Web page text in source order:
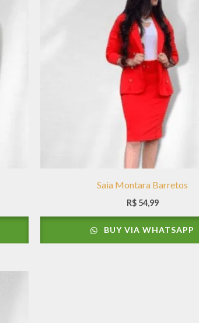
Saia Montara Barretos
R$54,99
BUY VIA WHATSAPP